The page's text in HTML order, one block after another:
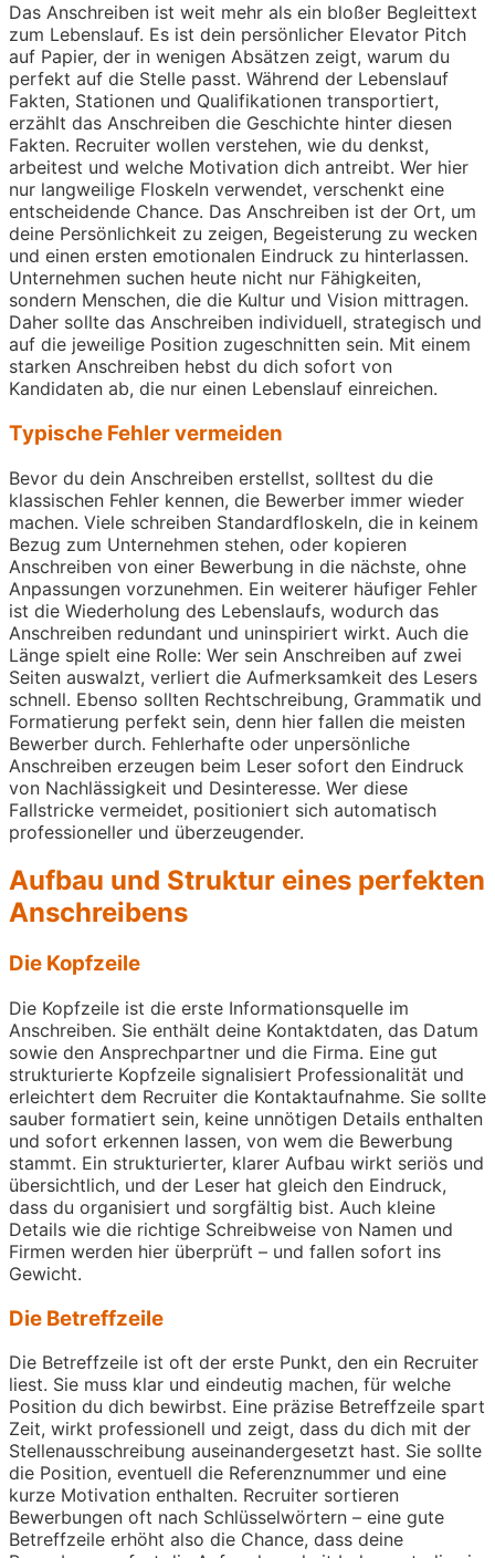
Das Anschreiben ist weit mehr als ein bloßer Begleittext
zum Lebenslauf. Es ist dein persönlicher Elevator Pitch
auf Papier, der in wenigen Absätzen zeigt, warum du
perfekt auf die Stelle passt. Während der Lebenslauf
Fakten, Stationen und Qualifikationen transportiert,
erzählt das Anschreiben die Geschichte hinter diesen
Fakten. Recruiter wollen verstehen, wie du denkst,
arbeitest und welche Motivation dich antreibt. Wer hier
nur langweilige Floskeln verwendet, verschenkt eine
entscheidende Chance. Das Anschreiben ist der Ort, um
deine Persönlichkeit zu zeigen, Begeisterung zu wecken
und einen ersten emotionalen Eindruck zu hinterlassen.
Unternehmen suchen heute nicht nur Fähigkeiten,
sondern Menschen, die die Kultur und Vision mittragen.
Daher sollte das Anschreiben individuell, strategisch und
auf die jeweilige Position zugeschnitten sein. Mit einem
starken Anschreiben hebst du dich sofort von
Kandidaten ab, die nur einen Lebenslauf einreichen.
Typische Fehler vermeiden
Bevor du dein Anschreiben erstellst, solltest du die
klassischen Fehler kennen, die Bewerber immer wieder
machen. Viele schreiben Standardfloskeln, die in keinem
Bezug zum Unternehmen stehen, oder kopieren
Anschreiben von einer Bewerbung in die nächste, ohne
Anpassungen vorzunehmen. Ein weiterer häufiger Fehler
ist die Wiederholung des Lebenslaufs, wodurch das
Anschreiben redundant und uninspiriert wirkt. Auch die
Länge spielt eine Rolle: Wer sein Anschreiben auf zwei
Seiten auswalzt, verliert die Aufmerksamkeit des Lesers
schnell. Ebenso sollten Rechtschreibung, Grammatik und
Formatierung perfekt sein, denn hier fallen die meisten
Bewerber durch. Fehlerhafte oder unpersönliche
Anschreiben erzeugen beim Leser sofort den Eindruck
von Nachlässigkeit und Desinteresse. Wer diese
Fallstricke vermeidet, positioniert sich automatisch
professioneller und überzeugender.
Aufbau und Struktur eines perfekten
Anschreibens
Die Kopfzeile
Die Kopfzeile ist die erste Informationsquelle im
Anschreiben. Sie enthält deine Kontaktdaten, das Datum
sowie den Ansprechpartner und die Firma. Eine gut
strukturierte Kopfzeile signalisiert Professionalität und
erleichtert dem Recruiter die Kontaktaufnahme. Sie sollte
sauber formatiert sein, keine unnötigen Details enthalten
und sofort erkennen lassen, von wem die Bewerbung
stammt. Ein strukturierter, klarer Aufbau wirkt seriös und
übersichtlich, und der Leser hat gleich den Eindruck,
dass du organisiert und sorgfältig bist. Auch kleine
Details wie die richtige Schreibweise von Namen und
Firmen werden hier überprüft – und fallen sofort ins
Gewicht.
Die Betreffzeile
Die Betreffzeile ist oft der erste Punkt, den ein Recruiter
liest. Sie muss klar und eindeutig machen, für welche
Position du dich bewirbst. Eine präzise Betreffzeile spart
Zeit, wirkt professionell und zeigt, dass du dich mit der
Stellenausschreibung auseinandergesetzt hast. Sie sollte
die Position, eventuell die Referenznummer und eine
kurze Motivation enthalten. Recruiter sortieren
Bewerbungen oft nach Schlüsselwörtern – eine gute
Betreffzeile erhöht also die Chance, dass deine